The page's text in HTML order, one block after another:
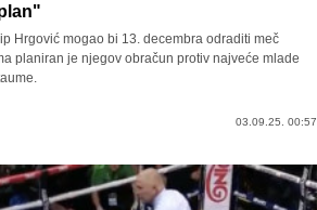
Hrgović mogao bi 13. decembra odraditi meč
planiran je njegov obračun protiv najveće mlade
03.09.25. 00:57